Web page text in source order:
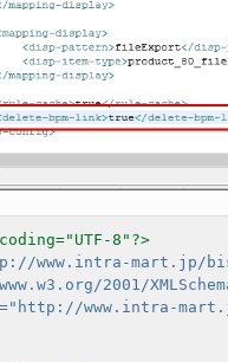
8"?>
www.intra-mart.jp/
2001/
"http://www.intra-